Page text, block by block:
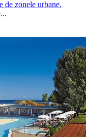
de zonele urbane.